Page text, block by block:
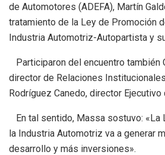
de Automotores (ADEFA), Martín
tratamiento de la Ley de Promoción
Industria Automotriz-Autopartista y
Participaron del encuentro también
director de Relaciones
Rodríguez Canedo, director Ejecutivo
En tal sentido, Massa sostuvo: «La
la Industria Automotriz va a generar
desarrollo y más inversiones».